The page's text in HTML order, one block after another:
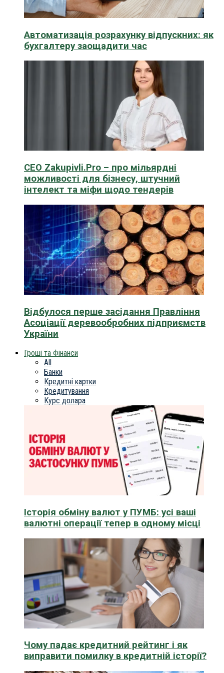
Автоматизація розрахунку відпускних: як
бухгалтеру заощадити час
CEO Zakupivli.Pro – про мільярдні
можливості для бізнесу, штучний
інтелект та міфи щодо тендерів
Відбулося перше засідання Правління
Асоціації деревообробних підприємств
України
Гроші та Фінанси
All
Банки
Кредитні картки
Кредитування
Курс долара
Історія обміну валют у ПУМБ: усі ваші
валютні операції тепер в одному місці
Чому падає кредитний рейтинг і як
виправити помилку в кредитній історії?